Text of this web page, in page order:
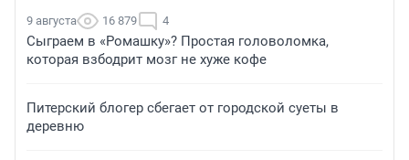
9 августа 16 879 4
Сыграем в «Ромашку»? Простая головоломка,
которая взбодрит мозг не хуже кофе
Питерский блогер сбегает от городской суеты в
деревню